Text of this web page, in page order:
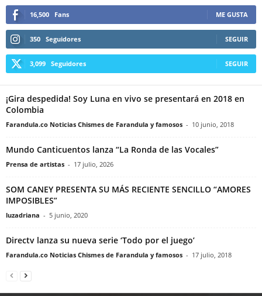
16,500 Fans ME GUSTA
350 Seguidores SEGUIR
3,099 Seguidores SEGUIR
¡Gira despedida! Soy Luna en vivo se presentará en 2018 en
Colombia
Farandula.co Noticias Chismes de Farandula y famosos - 10 junio, 2018
Mundo Canticuentos lanza “La Ronda de las Vocales”
Prensa de artistas - 17 julio, 2026
SOM CANEY PRESENTA SU MÁS RECIENTE SENCILLO “AMORES
IMPOSIBLES”
luzadriana - 5 junio, 2020
Directv lanza su nueva serie ‘Todo por el juego’
Farandula.co Noticias Chismes de Farandula y famosos - 17 julio, 2018